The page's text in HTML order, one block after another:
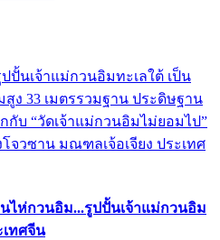
นเจ้าแม่กวนอิมทะเลใต้ เป็น
ง 33 เมตรรวมฐาน ประดิษฐาน
กับ “วัดเจ้าแม่กวนอิมไม่ยอมไป”
จวซาน มณฑลเจ้อเจียง ประเทศ
ไห่กวนอิม...รูปปั้นเจ้าแม่กวนอิม
เทศจีน